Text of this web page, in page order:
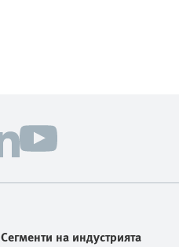
Сегменти на индустрията